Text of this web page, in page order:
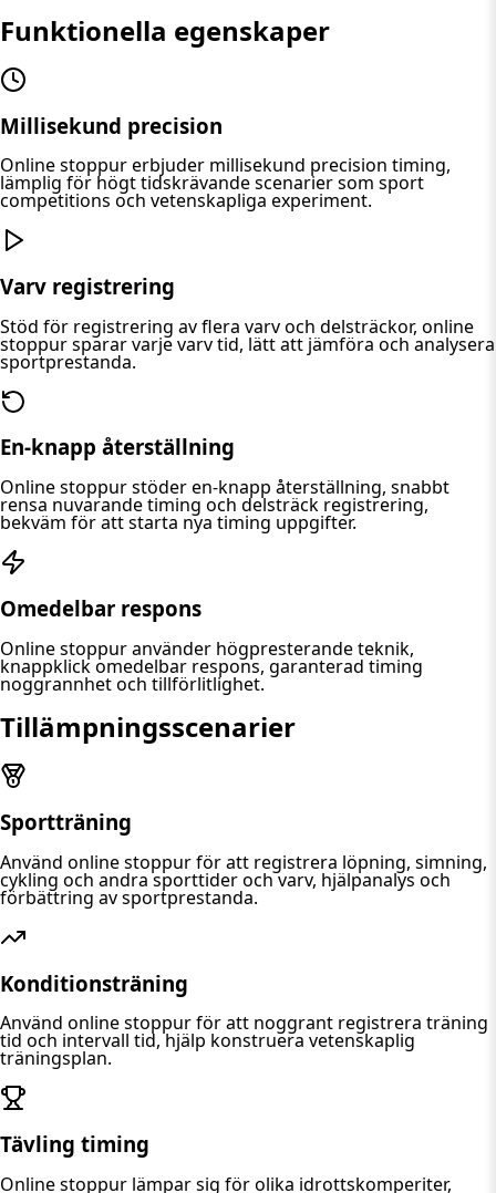
Funktionella egenskaper
Millisekund precision
Online stoppur erbjuder millisekund precision timing,
lämplig för högt tidskrävande scenarier som sport
competitions och vetenskapliga experiment.
Varv registrering
Stöd för registrering av flera varv och delsträckor, online
stoppur sparar varje varv tid, lätt att jämföra och analysera
sportprestanda.
En-knapp återställning
Online stoppur stöder en-knapp återställning, snabbt
rensa nuvarande timing och delsträck registrering,
bekväm för att starta nya timing uppgifter.
Omedelbar respons
Online stoppur använder högpresterande teknik,
knappklick omedelbar respons, garanterad timing
noggrannhet och tillförlitlighet.
Tillämpningsscenarier
Sportträning
Använd online stoppur för att registrera löpning, simning,
cykling och andra sporttider och varv, hjälpanalys och
förbättring av sportprestanda.
Konditionsträning
Använd online stoppur för att noggrant registrera träning
tid och intervall tid, hjälp konstruera vetenskaplig
träningsplan.
Tävling timing
Online stoppur lämpar sig för olika idrottskomperiter,